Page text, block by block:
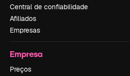
Central de confiabilidade
Afiliados
Empresas
Empresa
Preços